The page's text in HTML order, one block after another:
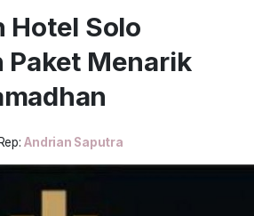
Hotel Solo
Paket Menarik
Rep: Andrian Saputra